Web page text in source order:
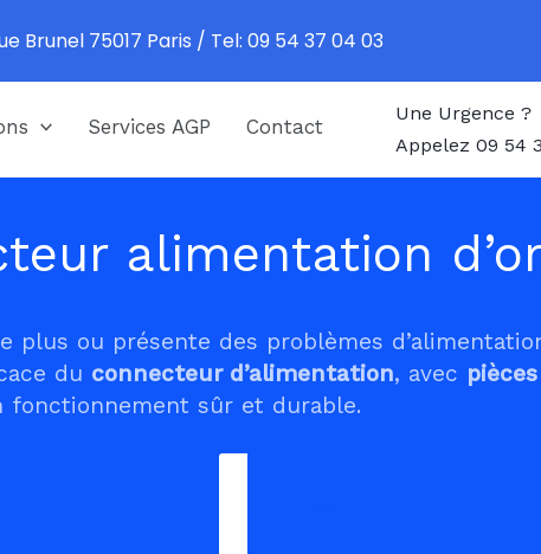
Services AGP Contact
Une Urgence ?
Appelez 09 54
alimentation
plus ou présente des problèmes
du connecteur d’alimentation, avec
fonctionnement sûr et durable.
Brunel 75017 Paris / Tel: 09 54 37 04 03